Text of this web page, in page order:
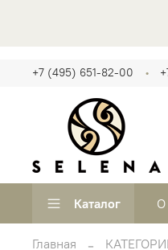
+7 (495) 651-82-00
Каталог О
Главная